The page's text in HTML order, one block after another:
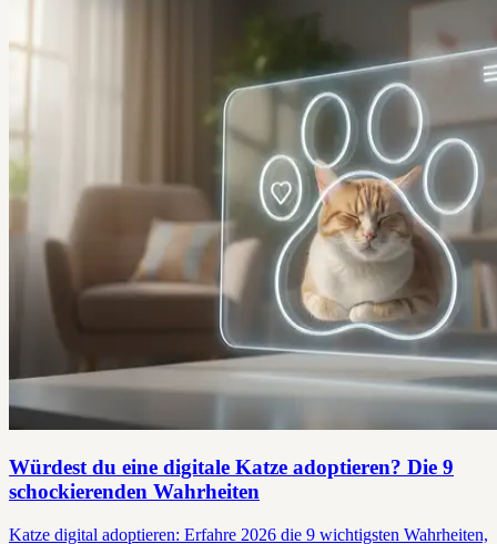
Würdest du eine digitale Katze adoptieren? Die 9
schockierenden Wahrheiten
Katze digital adoptieren: Erfahre 2026 die 9 wichtigsten Wahrheiten,